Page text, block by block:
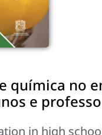
química no
e
in high